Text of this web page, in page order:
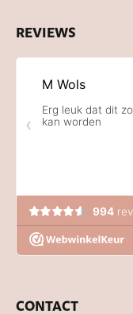
REVIEWS
CONTACT